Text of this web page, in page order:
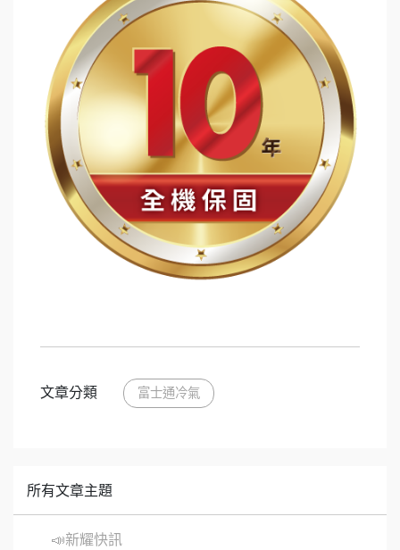
文章分類 富士通冷氣
所有文章主題
📣新耀快訊